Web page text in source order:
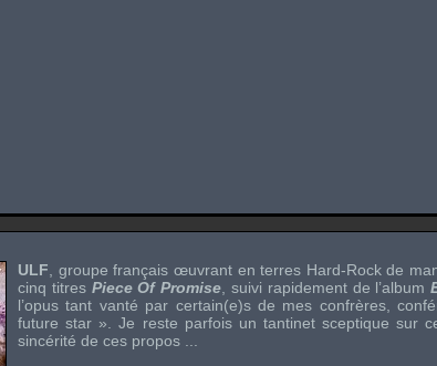
ULF , groupe français œuvrant en terres Hard-Rock de
cinq titres Piece Of Promise , suivi rapidement de l’album
l’opus tant vanté par certain(e)s de mes confrères,
future star ». Je reste parfois un tantinet sceptique sur
sincérité de ces propos ...